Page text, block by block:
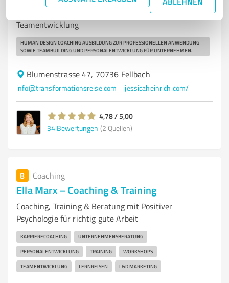
Human Design Coaching, Ausbildung &
Teamentwicklung
HUMAN DESIGN COACHING AUSBILDUNG ZUR PROFESSIONELLEN ANWENDUNG
SOWIE TEAMBUILDING UND PERSONALENTWICKLUNG FÜR UNTERNEHMEN.
Blumenstrasse 47, 70736 Fellbach
info@transformationsreise.com jessicaheinrich.com/
4,78 / 5,00
34 Bewertungen (2 Quellen)
8 Coaching
Ella Marx – Coaching & Training
Coaching, Training & Beratung mit Positiver
Psychologie für richtig gute Arbeit
KARRIERECOACHING UNTERNEHMENSBERATUNG
PERSONALENTWICKLUNG TRAINING WORKSHOPS
TEAMENTWICKLUNG LERNREISEN L&D MARKETING